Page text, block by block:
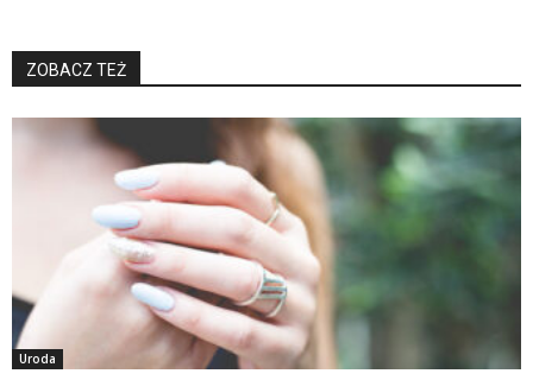
ZOBACZ TEŻ
Uroda